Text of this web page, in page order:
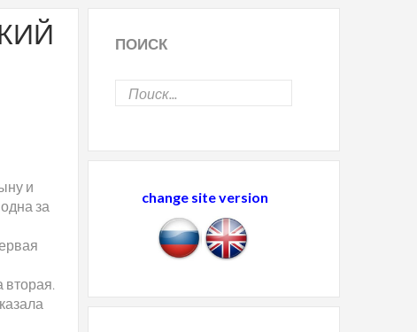
и
за
вторая.
ПОИСК
change site version